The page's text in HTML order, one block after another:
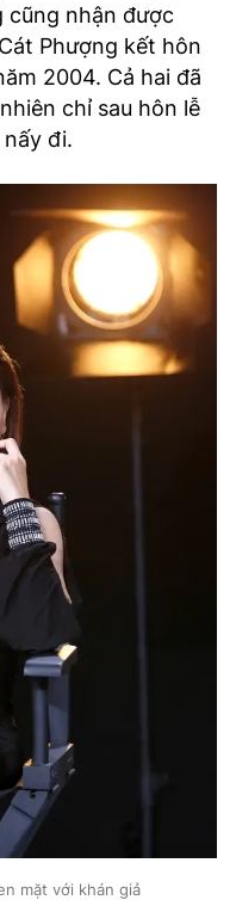
cũng nhận được
Phượng kết hôn
2004. Cả hai đã
chỉ sau hôn lễ
đi.
mặt với khán giả